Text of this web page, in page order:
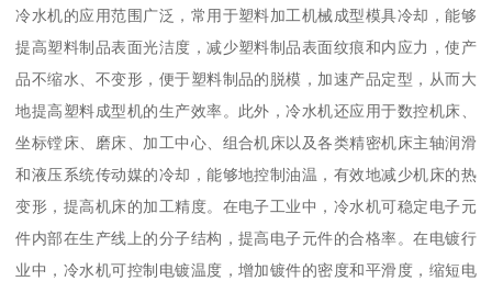
冷水机的应用范围广泛，常用于塑料加工机械成型模具冷却，能够
提高塑料制品表面光洁度，减少塑料制品表面纹痕和内应力，使产
品不缩水、不变形，便于塑料制品的脱模，加速产品定型，从而大
地提高塑料成型机的生产效率。此外，冷水机还应用于数控机床、
坐标镗床、磨床、加工中心、组合机床以及各类精密机床主轴润滑
和液压系统传动媒的冷却，能够地控制油温，有效地减少机床的热
变形，提高机床的加工精度。在电子工业中，冷水机可稳定电子元
件内部在生产线上的分子结构，提高电子元件的合格率。在电镀行
业中，冷水机可控制电镀温度，增加镀件的密度和平滑度，缩短电